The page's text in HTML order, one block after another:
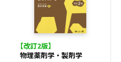
【改訂2版】
物理薬剤学・製剤学